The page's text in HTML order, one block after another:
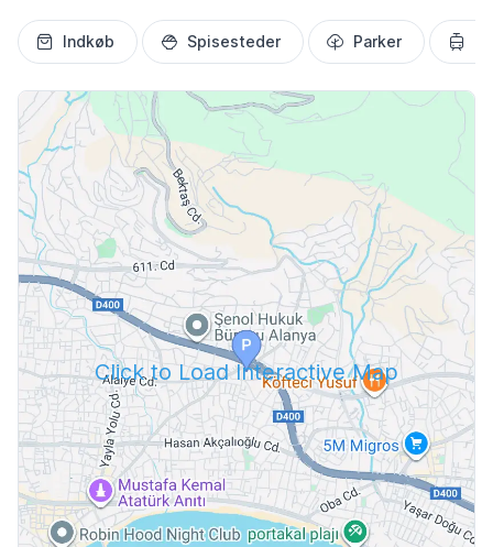
Indkøb Spisesteder Parker
Click to Load Interactive Map